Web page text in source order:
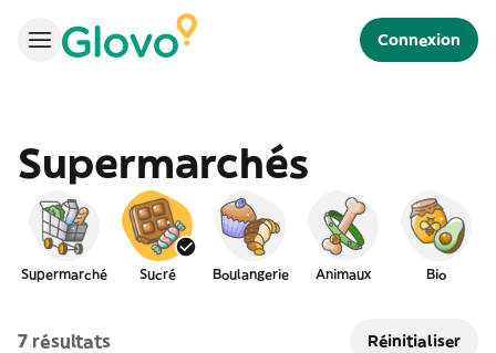
Connexion
Supermarchés
Supermarché Sucré Boulangerie Animaux Bio
7 résultats Réinitialiser